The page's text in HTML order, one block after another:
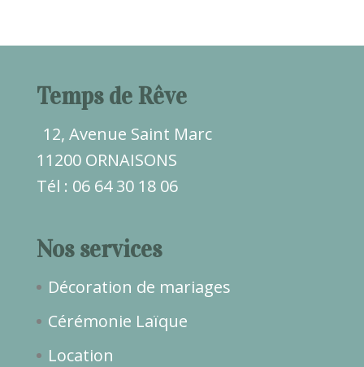
Temps de Rêve
12, Avenue Saint Marc
11200 ORNAISONS
Tél : 06 64 30 18 06
Nos services
Décoration de mariages
Cérémonie Laïque
Location